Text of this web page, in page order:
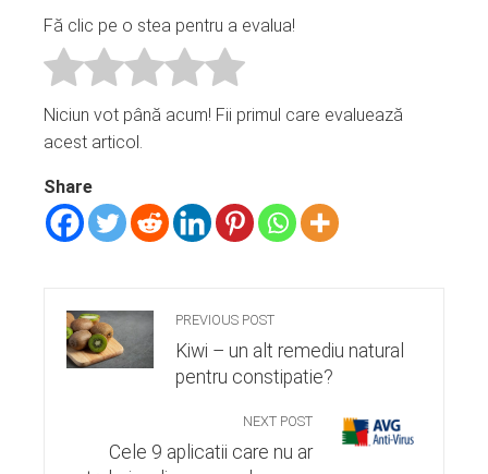
Fă clic pe o stea pentru a evalua!
Niciun vot până acum! Fii primul care evaluează
acest articol.
Share
PREVIOUS POST
Kiwi – un alt remediu natural
pentru constipatie?
NEXT POST
Cele 9 aplicatii care nu ar